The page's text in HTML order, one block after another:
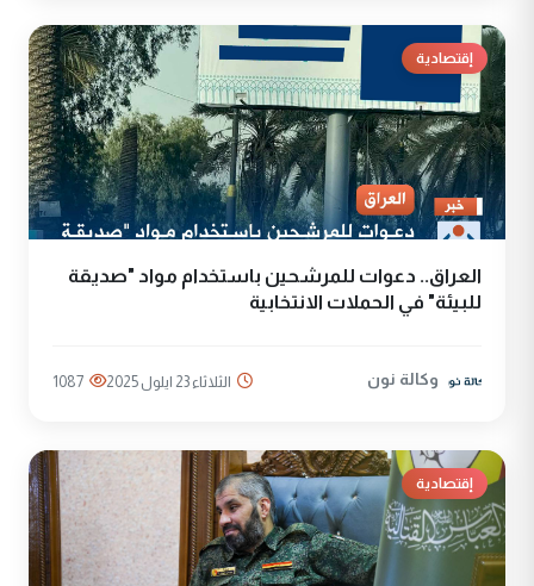
إقتصادية
العراق.. دعوات للمرشحين باستخدام مواد "صديقة
للبيئة" في الحملات الانتخابية
وكالة نون الثلاثاء 23 ايلول 2025 1087
إقتصادية